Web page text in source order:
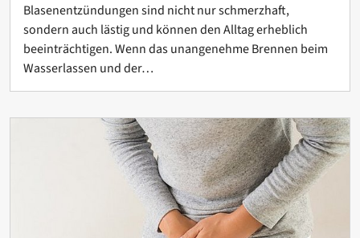
Blasenentzündungen sind nicht nur schmerzhaft,
sondern auch lästig und können den Alltag erheblich
beeinträchtigen. Wenn das unangenehme Brennen beim
Wasserlassen und der…